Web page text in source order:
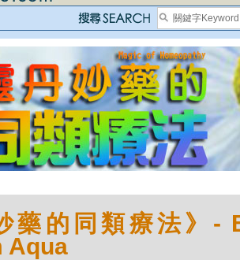
藥的同類療法》-
Aqua